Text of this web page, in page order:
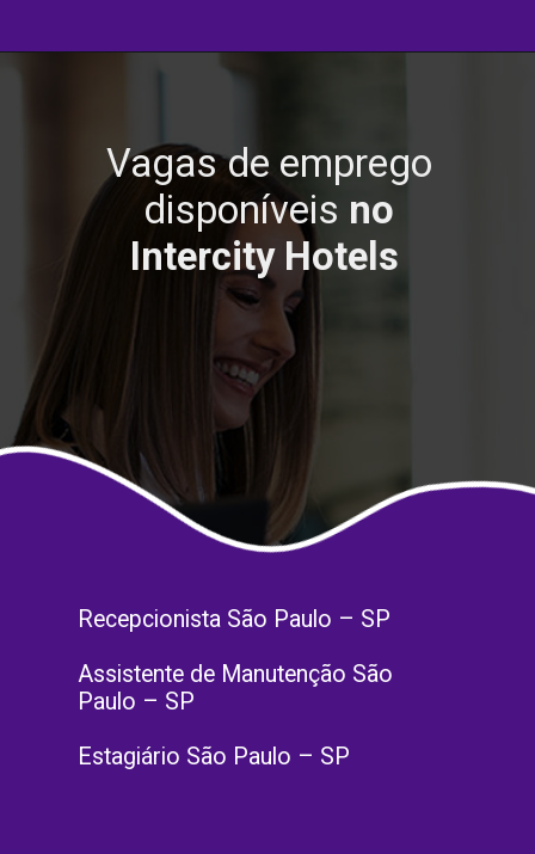
Recepcionista São Paulo – SP
Assistente de Manutenção São
Paulo – SP
Estagiário São Paulo – SP
Vagas de emprego
disponíveis no
Intercity Hotels